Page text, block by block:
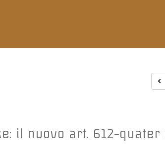
il nuovo art. 612-quater